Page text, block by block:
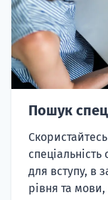
Пошук
спеціальність
для вступу, в
рівня та